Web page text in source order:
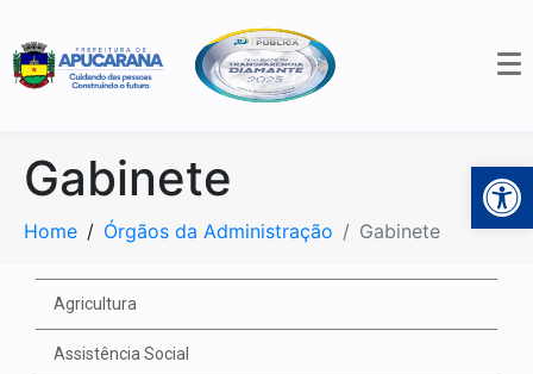
Gabinete
Home Órgãos da Administração Gabinete
Agricultura
Assistência Social